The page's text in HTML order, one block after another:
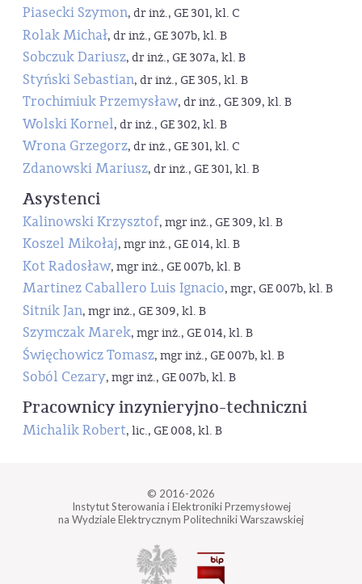
Piasecki Szymon, dr inż., GE 301, kl. C
Rolak Michał, dr inż., GE 307b, kl. B
Sobczuk Dariusz, dr inż., GE 307a, kl. B
Styński Sebastian, dr inż., GE 305, kl. B
Trochimiuk Przemysław, dr inż., GE 309, kl. B
Wolski Kornel, dr inż., GE 302, kl. B
Wrona Grzegorz, dr inż., GE 301, kl. C
Zdanowski Mariusz, dr inż., GE 301, kl. B
Asystenci
Kalinowski Krzysztof, mgr inż., GE 309, kl. B
Koszel Mikołaj, mgr inż., GE 014, kl. B
Kot Radosław, mgr inż., GE 007b, kl. B
Martinez Caballero Luis Ignacio, mgr, GE 007b, kl. B
Sitnik Jan, mgr inż., GE 309, kl. B
Szymczak Marek, mgr inż., GE 014, kl. B
Święchowicz Tomasz, mgr inż., GE 007b, kl. B
Soból Cezary, mgr inż., GE 007b, kl. B
Pracownicy inzynieryjno-techniczni
Michalik Robert, lic., GE 008, kl. B
© 2016-2026
Instytut Sterowania i Elektroniki Przemysłowej
na Wydziale Elektrycznym Politechniki Warszawskiej